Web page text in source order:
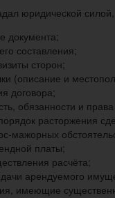
юридической
документа;
составления;
сторон;
(описание и
договора;
обязанности и
расторжения
мажорных
платы;
расчёта;
арендуемого
имеющие